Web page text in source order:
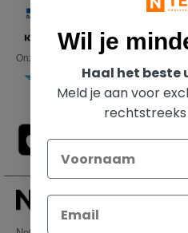
Onze transporteurs
Wil je
Haal het beste
Meld je aan voor
rechtstreeks